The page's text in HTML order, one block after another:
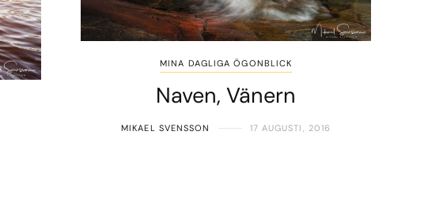
MINA DAGLIGA ÖGONBLICK
Naven, Vänern
MIKAEL SVENSSON 17 AUGUSTI, 2016